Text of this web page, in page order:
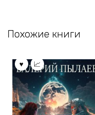
Похожие книги